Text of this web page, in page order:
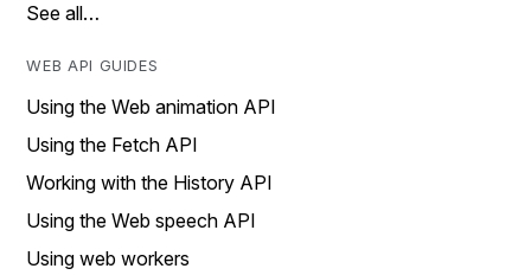
See all…
WEB API GUIDES
Using the Web animation API
Using the Fetch API
Working with the History API
Using the Web speech API
Using web workers